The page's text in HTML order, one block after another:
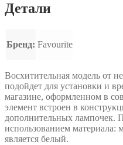
Детали
Бренд: Favourite
Восхитительная модель от
подойдет для установки и
магазине, оформленном в
элемент встроен в
дополнительных лампочек.
использованием материала:
является белый.